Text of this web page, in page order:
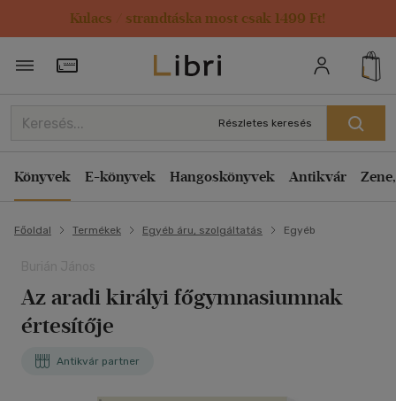
Kulacs / strandtáska most csak 1499 Ft!
Törzsvásárlói Kártya adatai
Részletes keresés
Könyvek E-könyvek Hangoskönyvek Antikvár
Főoldal Termékek Egyéb áru, szolgáltatás Egyéb
Az aradi királyi főgymnasiumnak
értesítője
Antikvár partner